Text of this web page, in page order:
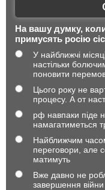
На вашу думку, коли
примусять росію
У найближчі
настільки
поновити
Цього року не
процесу. А от
рф навпаки піде
намагатиметься
Найближчим
переговори, але
матимуть
Вже давно не
завершення війни